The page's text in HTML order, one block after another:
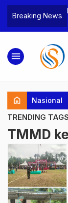
Breaking News
Bea Cukai
Pelaku beserta
dan 146 Gram
menu
home Nasional
TRENDING TAGS
TMMD